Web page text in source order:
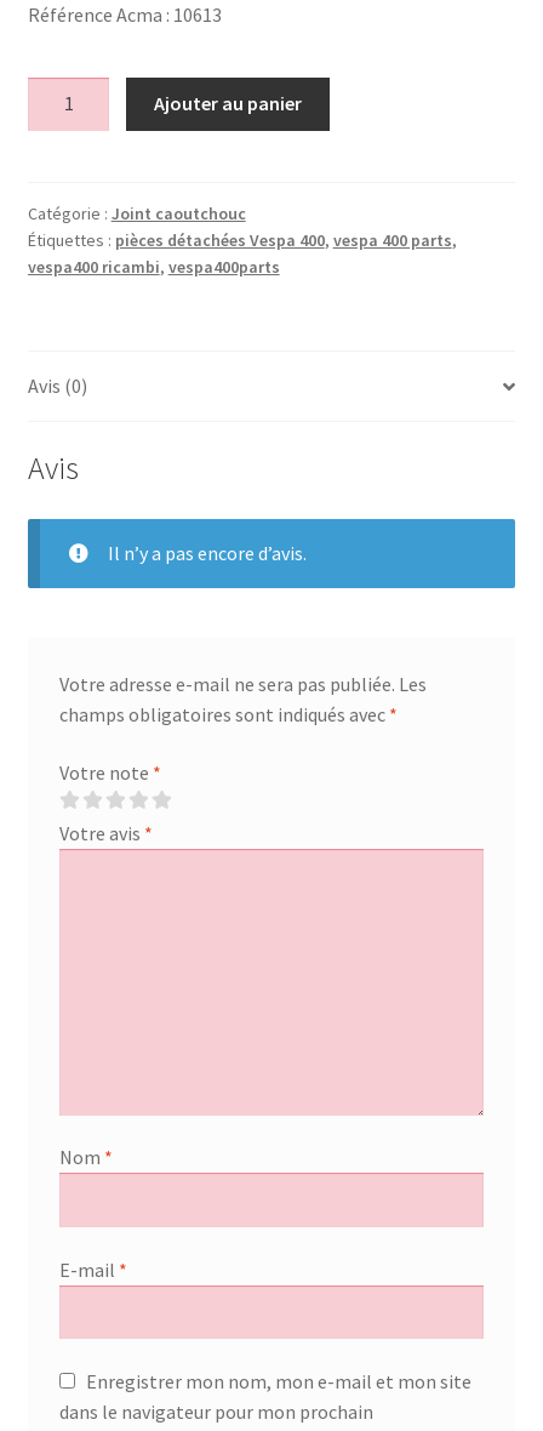
Référence Acma : 10613
glace
fixe
57
fixed
weather
strip
Ajouter au panier
Catégorie : Joint caoutchouc
Étiquettes : pièces détachées Vespa 400, vespa 400 parts,
vespa400 ricambi, vespa400parts
Avis (0)
Avis
Il n’y a pas encore d’avis.
Votre adresse e-mail ne sera pas publiée. Les
champs obligatoires sont indiqués avec *
Votre note *
Votre avis *
Nom *
E-mail *
Enregistrer mon nom, mon e-mail et mon site
dans le navigateur pour mon prochain